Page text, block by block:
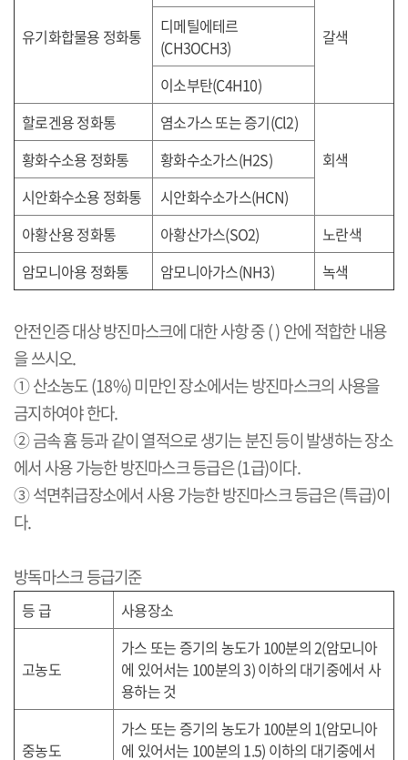
유기화합물용 정화통 갈색
디메틸에테르
(CH3OCH3)
이소부탄(C4H10)
할로겐용 정화통
염소가스 또는 증기(Cl2)
회색
황화수소용 정화통 황화수소가스(H2S)
시안화수소용 정화통
시안화수소가스(HCN)
아황산용 정화통
아황산가스(SO2)
노란색
암모니아용 정화통
암모니아가스(NH3) 녹색
안전인증 대상 방진마스크에 대한 사항 중( )안에 적합한 내용
을 쓰시오.
① 산소농도(18%)미만인 장소에서는 방진마스크의 사용을
금지하여야 한다.
② 금속 흄 등과 같이 열적으로 생기는 분진 등이 발생하는 장소
에서 사용 가능한 방진마스크 등급은(1급)이다.
③ 석면취급장소에서 사용 가능한 방진마스크 등급은(특급)이
다.
방독마스크 등급기준
등 급 사용장소
고농도
가스 또는 증기의 농도가100분의2(암모니아
에 있어서는 100분의3)이하의 대기중에서 사
용하는 것
중농도
가스 또는 증기의 농도가100분의 1(암모니아
에 있어서는 100분의 1.5) 이하의 대기중에서